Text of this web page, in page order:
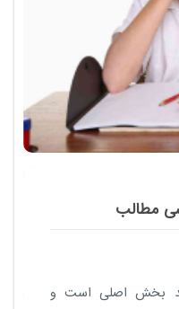
مطالب
بخش اصلی است و